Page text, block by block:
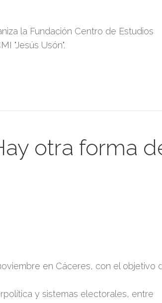
la Fundación Centro de Estudios
"Jesús Usón".
otra forma
en Cáceres, con el objetivo
y sistemas electorales, entre